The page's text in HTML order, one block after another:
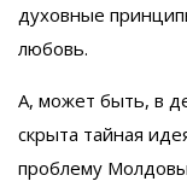
духовные
любовь.
А, может быть, в
скрыта тайная
проблему